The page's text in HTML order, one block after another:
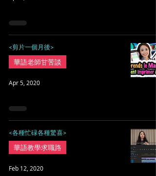
<剪片一個月後>
華語老師甘苦談
Apr 5, 2020
<各種忙碌各種驚喜>
華語教學求職路
Feb 12, 2020